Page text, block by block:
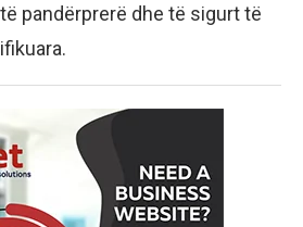
pandërprerë dhe të sigurt të